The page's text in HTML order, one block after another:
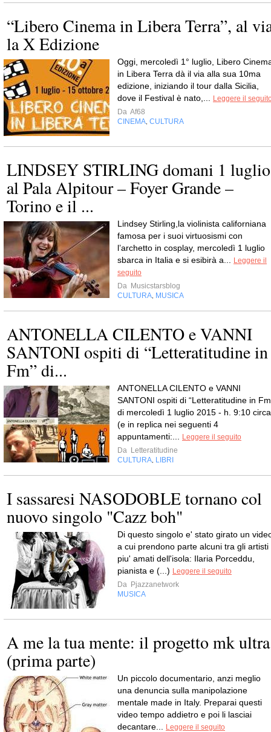
“Libero Cinema in Libera Terra”, al
la X Edizione
Oggi, mercoledì 1° luglio, Libero
in Libera Terra dà il via alla sua 10ma
edizione, iniziando il tour dalla Sicilia,
dove il Festival è nato,...
Leggere il
Da Af68
CINEMA CULTURA
LINDSEY STIRLING domani 1 luglio
al Pala Alpitour – Foyer Grande –
Torino e il ...
Lindsey Stirling,la violinista californiana
famosa per i suoi virtuosismi con
l’archetto in cosplay, mercoledì 1 luglio
sbarca in Italia e si esibirà a...
Leggere il
seguito
Da Musicstarsblog
CULTURA MUSICA
ANTONELLA CILENTO e VANNI
SANTONI ospiti di “Letteratitudine in
Fm” di...
ANTONELLA CILENTO e VANNI
SANTONI ospiti di “Letteratitudine in
di mercoledì 1 luglio 2015 - h. 9:10 circa
(e in replica nei seguenti 4
appuntamenti:...
Leggere il seguito
Da Letteratitudine
CULTURA LIBRI
I sassaresi NASODOBLE tornano col
nuovo singolo "Cazz boh"
Di questo singolo e' stato girato un
a cui prendono parte alcuni tra gli artisti
piu' amati dell'isola: Ilaria Porceddu,
pianista e (...) Leggere il seguito
Da Pjazzanetwork
MUSICA
A me la tua mente: il progetto mk ultra
(prima parte)
Un piccolo documentario, anzi meglio
una denuncia sulla manipolazione
mentale made in Italy. Preparai questi
video tempo addietro e poi li lasciai
decantare...
Leggere il seguito